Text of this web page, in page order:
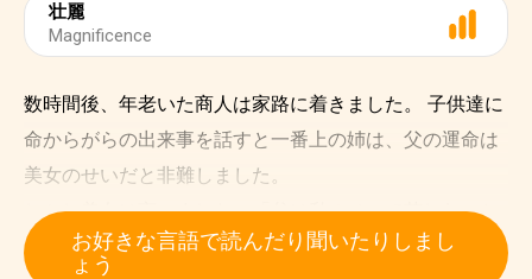
壮麗
Magnificence
数時間後、年老いた商人は家路に着きました。 子供達に
命からがらの出来事を話すと一番上の姉は、父の運命は
美女のせいだと非難しました。
しかし美女は言いました。「父は私のせいで苦しむこと
はありません。」 「野獣のところへは私が行くからで
お好きな言語で読んだり聞いたりしまし
ょう